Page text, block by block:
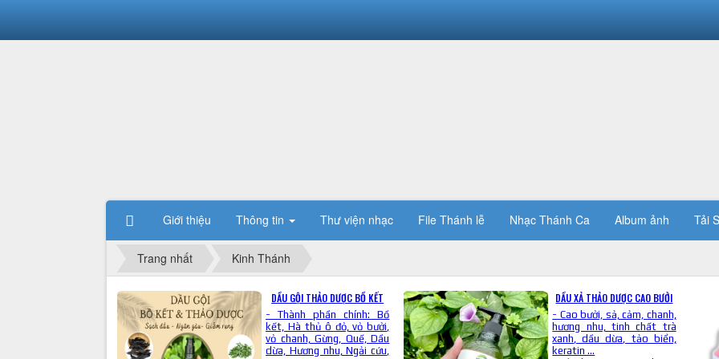
Giới thiệu Thông tin Thư viện nhạc File Thánh lễ Nhạc Thánh Ca Album ảnh Tải
Trang nhất Kinh Thánh